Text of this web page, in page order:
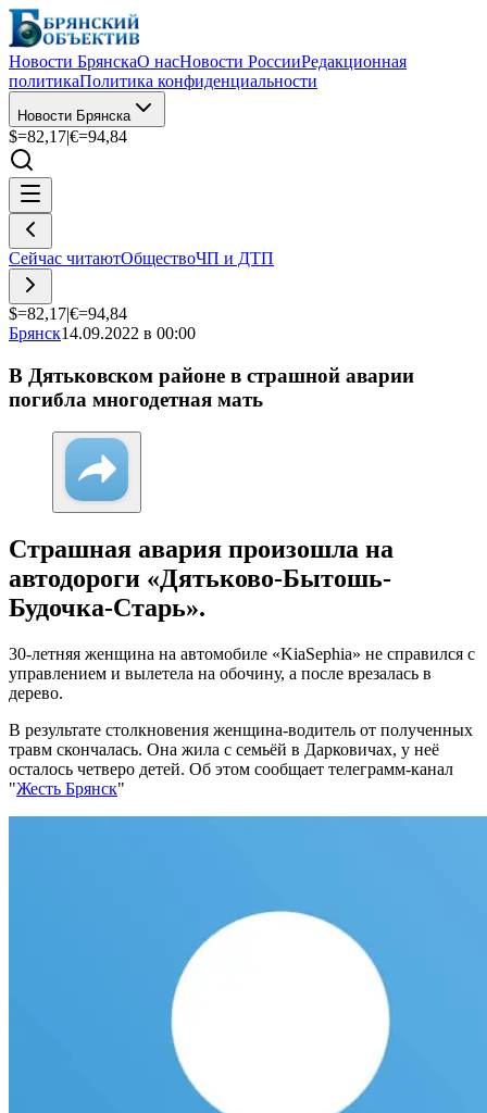
Новости БрянскаО насНовости РоссииРедакционная
политикаПолитика конфиденциальности
Новости Брянска
$=82,17|€=94,84
Сейчас читаютОбществоЧП и ДТП
$=82,17|€=94,84
Брянск14.09.2022 в 00:00
В Дятьковском районе в страшной аварии
погибла многодетная мать
Страшная авария произошла на
автодороги «Дятьково-Бытошь-
Будочка-Старь».
30-летняя женщина на автомобиле «KiaSephia» не справился с
управлением и вылетела на обочину, а после врезалась в
дерево.
В результате столкновения женщина-водитель от полученных
травм скончалась. Она жила с семьёй в Дарковичах, у неё
осталось четверо детей. Об этом сообщает телеграмм-канал
"Жесть Брянск"